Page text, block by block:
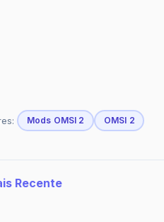
Mods OMSI 2 OMSI 2
Recente